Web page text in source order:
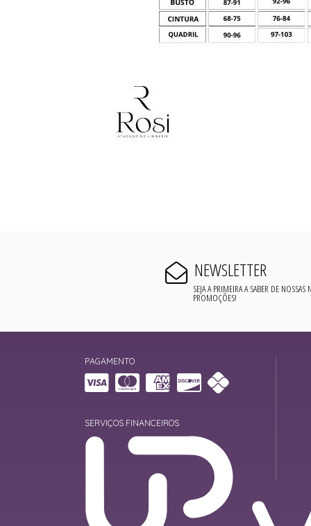
NEWSLETTER
SEJA A PRIMEIRA A SABER DE NOSSAS
PROMOÇÕES!
PAGAMENTO
SERVIÇOS FINANCEIROS